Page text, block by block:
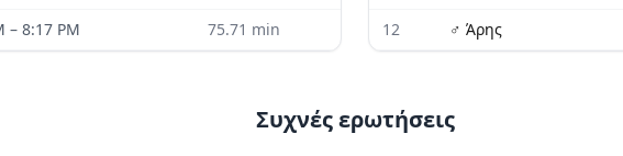
– 8:17 PM 75.71 min
12
♂ Άρης
Συχνές ερωτήσεις